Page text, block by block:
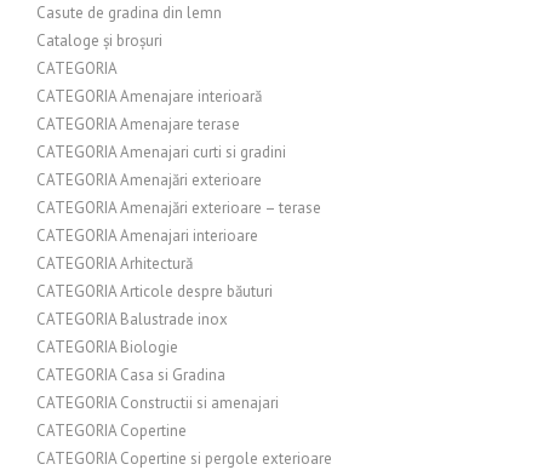
Casute de gradina din lemn
Cataloge și broșuri
CATEGORIA
CATEGORIA Amenajare interioară
CATEGORIA Amenajare terase
CATEGORIA Amenajari curti si gradini
CATEGORIA Amenajări exterioare
CATEGORIA Amenajări exterioare – terase
CATEGORIA Amenajari interioare
CATEGORIA Arhitectură
CATEGORIA Articole despre băuturi
CATEGORIA Balustrade inox
CATEGORIA Biologie
CATEGORIA Casa si Gradina
CATEGORIA Constructii si amenajari
CATEGORIA Copertine
CATEGORIA Copertine si pergole exterioare